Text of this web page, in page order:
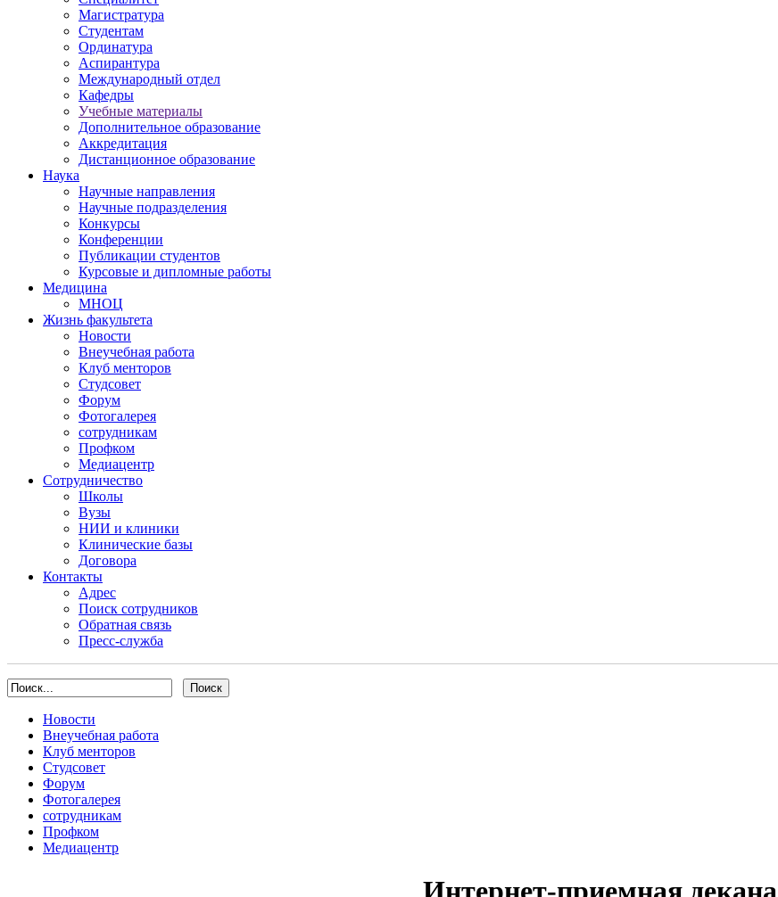
Магистратура
Студентам
Ординатура
Аспирантура
Международный отдел
Кафедры
Учебные материалы
Дополнительное образование
Аккредитация
Дистанционное образование
Наука
Научные направления
Научные подразделения
Конкурсы
Конференции
Публикации студентов
Курсовые и дипломные работы
Медицина
МНОЦ
Жизнь факультета
Новости
Внеучебная работа
Клуб менторов
Студсовет
Форум
Фотогалерея
сотрудникам
Профком
Медиацентр
Сотрудничество
Школы
Вузы
НИИ и клиники
Клинические базы
Договора
Контакты
Адрес
Поиск сотрудников
Обратная связь
Пресс-служба
Новости
Внеучебная работа
Клуб менторов
Студсовет
Форум
Фотогалерея
сотрудникам
Профком
Медиацентр